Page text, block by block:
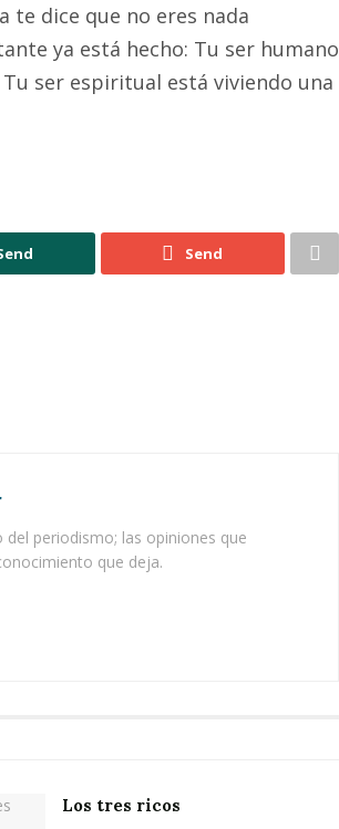
te dice que no eres nada
ya está hecho: Tu ser humano
ser espiritual está viviendo una
Send
periodismo; las opiniones que
que deja.
Los tres ricos